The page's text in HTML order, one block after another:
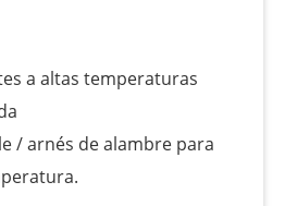
a altas temperaturas
/ arnés de alambre para